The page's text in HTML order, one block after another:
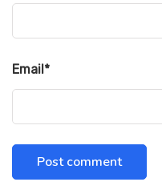
Email*